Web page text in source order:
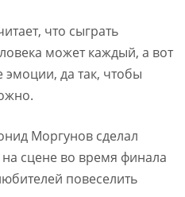
что сыграть
может каждый, а вот
эмоции, да так, чтобы
Моргунов сделал
сцене во время финала
повеселить